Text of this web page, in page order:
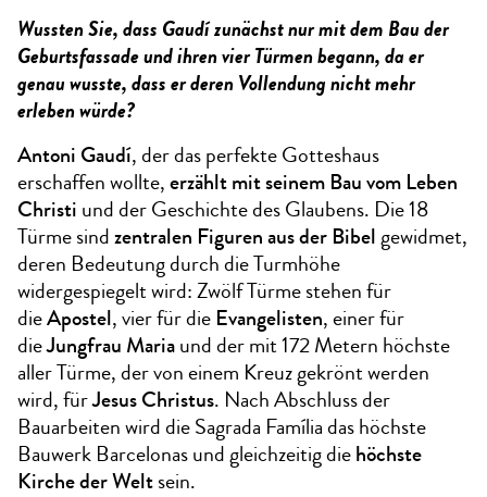
Wussten Sie, dass Gaudí zunächst nur mit dem Bau der
Geburtsfassade und ihren vier Türmen begann, da er
genau wusste, dass er deren Vollendung nicht mehr
erleben würde?
Antoni Gaudí, der das perfekte Gotteshaus
erschaffen wollte,erzählt mit seinem Bau vom Leben
Christi und der Geschichte des Glaubens. Die 18
Türme sindzentralen Figuren aus der Bibelgewidmet,
deren Bedeutung durch die Turmhöhe
widergespiegelt wird: Zwölf Türme stehen für
dieApostel, vier für die Evangelisten, einer für
dieJungfrau Mariaund der mit 172 Metern höchste
aller Türme, der von einem Kreuz gekrönt werden
wird, fürJesus Christus. Nach Abschluss der
Bauarbeiten wird die Sagrada Família das höchste
Bauwerk Barcelonas und gleichzeitig diehöchste
Kirche der Weltsein.